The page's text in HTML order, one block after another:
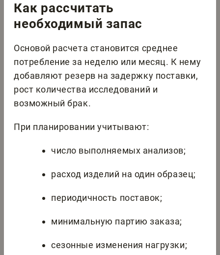
Как рассчитать
необходимый запас
Основой расчета становится среднее
потребление за неделю или месяц. К нему
добавляют резерв на задержку поставки,
рост количества исследований и
возможный брак.
При планировании учитывают:
число выполняемых анализов;
расход изделий на один образец;
периодичность поставок;
минимальную партию заказа;
сезонные изменения нагрузки;